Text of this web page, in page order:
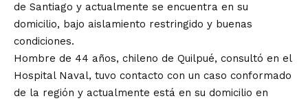
de Santiago y actualmente se encuentra en su
domicilio, bajo aislamiento restringido y buenas
condiciones.
Hombre de 44 años, chileno de Quilpué, consultó en el
Hospital Naval, tuvo contacto con un caso conformado
de la región y actualmente está en su domicilio en